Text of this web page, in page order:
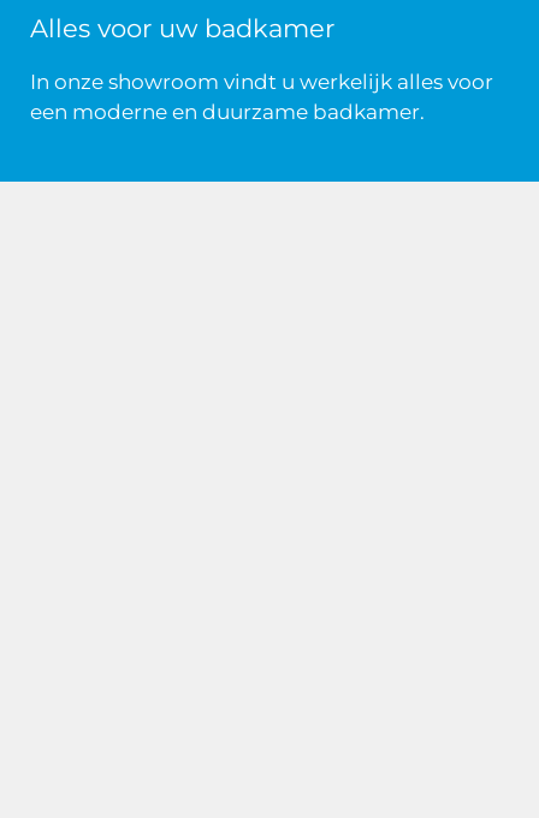
Alles voor uw badkamer
In onze showroom vindt u werkelijk alles voor
een moderne en duurzame badkamer.